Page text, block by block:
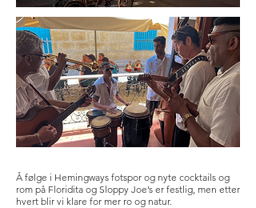
Å følge i Hemingways fotspor og nyte cocktails og
rom på Floridita og Sloppy Joe’s er festlig, men etter
hvert blir vi klare for mer ro og natur.